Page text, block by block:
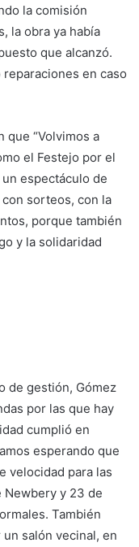
la comisión
la obra ya había
que alcanzó.
en caso
que “Volvimos a
el Festejo por el
espectáculo de
sorteos, con la
porque también
y la solidaridad
de gestión, Gómez
por las que hay
cumplió en
esperando que
velocidad para las
Newbery y 23 de
También
salón vecinal, en